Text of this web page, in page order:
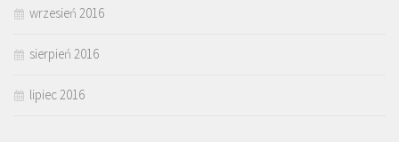
wrzesień 2016
sierpień 2016
lipiec 2016